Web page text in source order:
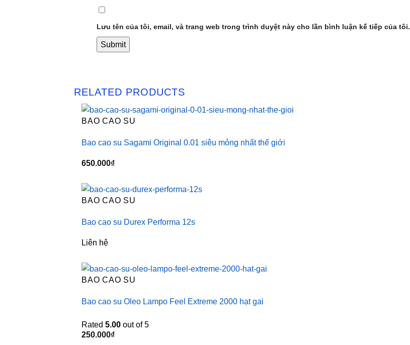
Lưu tên của tôi, email, và trang web trong trình duyệt này cho lần bình luận kế tiếp của tôi.
RELATED PRODUCTS
BAO CAO SU
Bao cao su Sagami Original 0.01 siêu mỏng nhất thế giới
650.000₫
BAO CAO SU
Bao cao su Durex Performa 12s
Liên hệ
BAO CAO SU
Bao cao su Oleo Lampo Feel Extreme 2000 hạt gai
Rated 5.00 out of 5
250.000₫